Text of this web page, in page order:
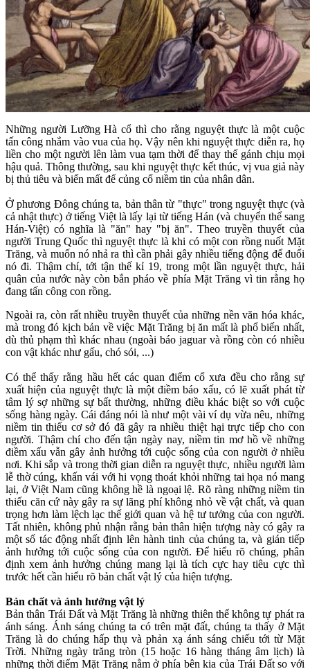
Những người Lưỡng Hà cổ thì cho rằng nguyệt thực là một cuộc
tấn công nhắm vào vua của họ. Vậy nên khi nguyệt thực diễn ra, họ
liền cho một người lên làm vua tạm thời để thay thế gánh chịu mọi
hậu quả. Thông thường, sau khi nguyệt thực kết thúc, vị vua giả này
bị thủ tiêu và biến mất để củng cố niềm tin của nhân dân.
Ở phương Đông chúng ta, bản thân từ "thực" trong nguyệt thực (và
cả nhật thực) ở tiếng Việt là lấy lại từ tiếng Hán (và chuyển thể sang
Hán-Việt) có nghĩa là "ăn" hay "bị ăn". Theo truyền thuyết của
người Trung Quốc thì nguyệt thực là khi có một con rồng nuốt Mặt
Trăng, và muốn nó nhả ra thì cần phải gây nhiều tiếng động để đuổi
nó đi. Thậm chí, tới tận thế kỉ 19, trong một lần nguyệt thực, hải
quân của nước này còn bắn pháo về phía Mặt Trăng vì tin rằng họ
đang tấn công con rồng.
Ngoài ra, còn rất nhiều truyền thuyết của những nền văn hóa khác,
mà trong đó kịch bản về việc Mặt Trăng bị ăn mất là phổ biến nhất,
dù thủ phạm thì khác nhau (ngoài báo jaguar và rồng còn có nhiều
con vật khác như gấu, chó sói, ...)
Có thể thấy rằng hầu hết các quan điểm cổ xưa đều cho rằng sự
xuất hiện của nguyệt thực là một điềm báo xấu, có lẽ xuất phát từ
tâm lý sợ những sự bất thường, những điều khác biệt so với cuộc
sống hàng ngày. Cái đáng nói là như một vài ví dụ vừa nêu, những
niềm tin thiếu cơ sở đó đã gây ra nhiều thiệt hại trực tiếp cho con
người. Thậm chí cho đến tận ngày nay, niềm tin mơ hồ về những
điềm xấu vẫn gây ảnh hưởng tới cuộc sống của con người ở nhiều
nơi. Khi sắp và trong thời gian diễn ra nguyệt thực, nhiều người làm
lễ thờ cúng, khấn vái với hi vọng thoát khỏi những tai họa nó mang
lại, ở Việt Nam cũng không hề là ngoại lệ. Rõ ràng những niềm tin
thiếu căn cứ này gây ra sự lãng phí không nhỏ về vật chất, và quan
trọng hơn làm lệch lạc thế giới quan và hệ tư tưởng của con người.
Tất nhiên, không phủ nhận rằng bản thân hiện tượng này có gây ra
một số tác động nhất định lên hành tinh của chúng ta, và gián tiếp
ảnh hưởng tới cuộc sống của con người. Để hiểu rõ chúng, phân
định xem ảnh hưởng chúng mang lại là tích cực hay tiêu cực thì
trước hết cần hiểu rõ bản chất vật lý của hiện tượng.
Bản chất và ảnh hưởng vật lý
Bản thân Trái Đất và Mặt Trăng là những thiên thể không tự phát ra
ánh sáng. Ánh sáng chúng ta có trên mặt đất, chúng ta thấy ở Mặt
Trăng là do chúng hấp thụ và phản xạ ánh sáng chiếu tới từ Mặt
Trời. Những ngày trăng tròn (15 hoặc 16 hàng tháng âm lịch) là
những thời điểm Mặt Trăng nằm ở phía bên kia của Trái Đất so với